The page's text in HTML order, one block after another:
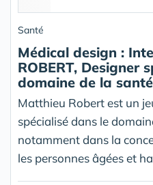
Santé
Médical design :
ROBERT, Designer
domaine de la santé
Matthieu Robert est un
spécialisé dans le
notamment dans la
les personnes âgées et